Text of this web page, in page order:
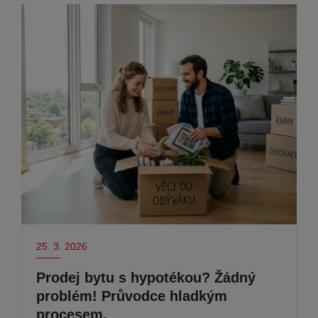
25. 3. 2026
Prodej bytu s hypotékou? Žádný
problém! Průvodce hladkým
procesem.